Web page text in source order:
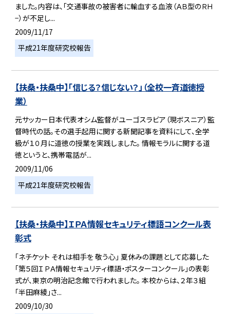
ました。内容は、「交通事故の被害者に輸血する血液（ＡＢ型のＲＨ
−）が不足し...
2009/11/17
平成21年度研究校報告
【扶桑・扶桑中】「信じる？信じない？」（全校一斉道徳授
業）
元サッカー日本代表オシム監督がユーゴスラビア（現ボスニア）監
督時代の話。その選手起用に関する新聞記事を資料にして、全学
級が１０月に道徳の授業を実践しました。 情報モラルに関する道
徳というと、携帯電話が...
2009/11/06
平成21年度研究校報告
【扶桑・扶桑中】ＩＰＡ情報セキュリティ標語コンクール表
彰式
「ネチケット それは相手を 敬う心」 夏休みの課題として応募した
「第５回ＩＰＡ情報セキュリティ標語・ポスターコンクール」の表彰
式が、東京の明治記念館で行われました。 本校からは、２年３組
「半田麻綾」さ...
2009/10/30